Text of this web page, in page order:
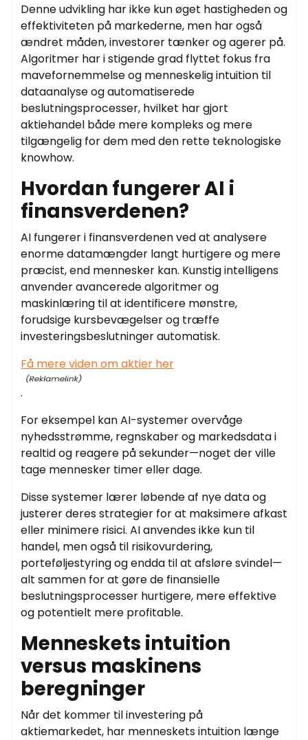
Denne udvikling har ikke kun øget hastigheden og
effektiviteten på markederne, men har også
ændret måden, investorer tænker og agerer på.
Algoritmer har i stigende grad flyttet fokus fra
mavefornemmelse og menneskelig intuition til
dataanalyse og automatiserede
beslutningsprocesser, hvilket har gjort
aktiehandel både mere kompleks og mere
tilgængelig for dem med den rette teknologiske
knowhow.
Hvordan fungerer AI i
finansverdenen?
AI fungerer i finansverdenen ved at analysere
enorme datamængder langt hurtigere og mere
præcist, end mennesker kan. Kunstig intelligens
anvender avancerede algoritmer og
maskinlæring til at identificere mønstre,
forudsige kursbevægelser og træffe
investeringsbeslutninger automatisk.
Få mere viden om aktier her
.
For eksempel kan AI-systemer overvåge
nyhedsstrømme, regnskaber og markedsdata i
realtid og reagere på sekunder—noget der ville
tage mennesker timer eller dage.
Disse systemer lærer løbende af nye data og
justerer deres strategier for at maksimere afkast
eller minimere risici. AI anvendes ikke kun til
handel, men også til risikovurdering,
porteføljestyring og endda til at afsløre svindel—
alt sammen for at gøre de finansielle
beslutningsprocesser hurtigere, mere effektive
og potentielt mere profitable.
Menneskets intuition
versus maskinens
beregninger
Når det kommer til investering på
aktiemarkedet, har menneskets intuition længe